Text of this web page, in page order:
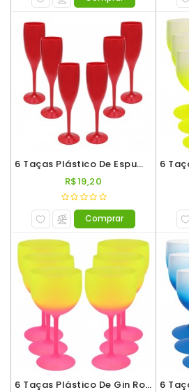
6 Taças Plástico De Espumante Roder 180ml Vermelho
R$19,20
Comprar
6 Taças Plástico De Gin Roder 560ml Degradê Amarelo Rosa